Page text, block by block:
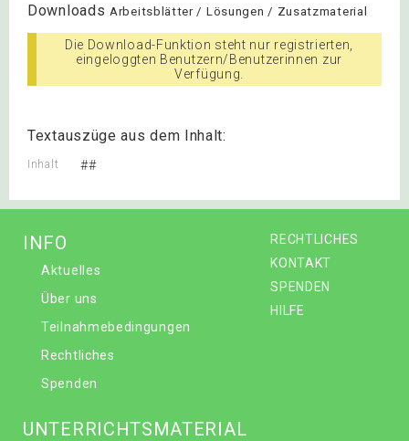
Downloads Arbeitsblätter / Lösungen / Zusatzmaterial
Die Download-Funktion steht nur registrierten,
eingeloggten Benutzern/Benutzerinnen zur
Verfügung.
Textauszüge aus dem Inhalt:
Inhalt ##
RECHTLICHES
KONTAKT
SPENDEN
HILFE
INFO
Aktuelles
Über uns
Teilnahmebedingungen
Rechtliches
Spenden
UNTERRICHTSMATERIAL